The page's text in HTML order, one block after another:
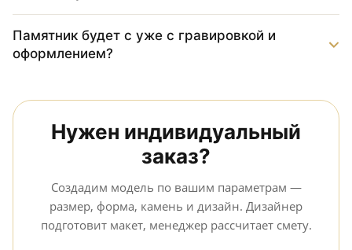
Памятник будет с уже с гравировкой и
оформлением?
Нужен индивидуальный
заказ?
Создадим модель по вашим параметрам —
размер, форма, камень и дизайн. Дизайнер
подготовит макет, менеджер рассчитает смету.